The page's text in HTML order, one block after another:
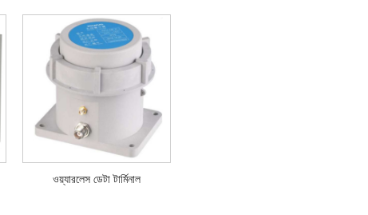
ওয়্যারলেস ডেটা টার্মিনাল